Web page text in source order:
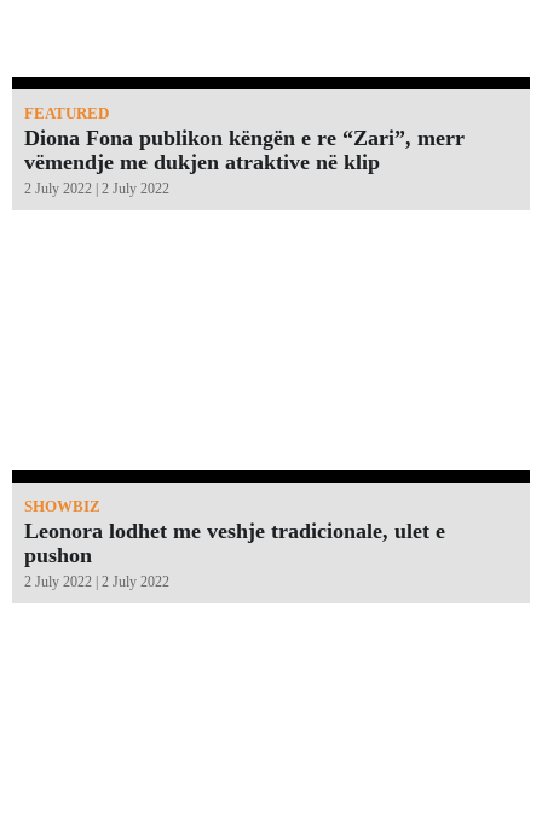
FEATURED
Diona Fona publikon këngën e re “Zari”, merr
vëmendje me dukjen atraktive në klip
2 July 2022 | 2 July 2022
SHOWBIZ
Leonora lodhet me veshje tradicionale, ulet e
pushon
2 July 2022 | 2 July 2022